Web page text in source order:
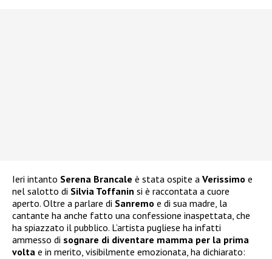
Ieri intanto Serena Brancale è stata ospite a Verissimo e
nel salotto di Silvia Toffanin si è raccontata a cuore
aperto. Oltre a parlare di Sanremo e di sua madre, la
cantante ha anche fatto una confessione inaspettata, che
ha spiazzato il pubblico. L’artista pugliese ha infatti
ammesso di sognare di diventare mamma per la prima
volta e in merito, visibilmente emozionata, ha dichiarato: